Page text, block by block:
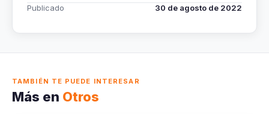
Publicado
30 de agosto de 2022
TAMBIÉN TE PUEDE INTERESAR
Más en Otros